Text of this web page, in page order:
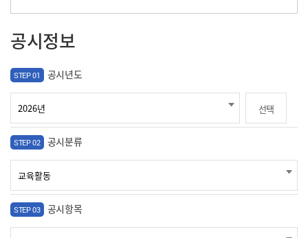
공시정보
STEP 01 공시년도
선택
STEP 02 공시분류
STEP 03 공시항목